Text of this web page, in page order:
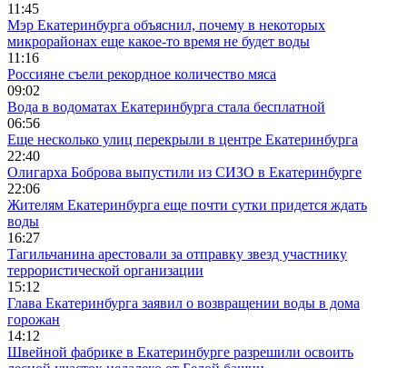
11:45
Мэр Екатеринбурга объяснил, почему в некоторых
микрорайонах еще какое-то время не будет воды
11:16
Россияне съели рекордное количество мяса
09:02
Вода в водоматах Екатеринбурга стала бесплатной
06:56
Еще несколько улиц перекрыли в центре Екатеринбурга
22:40
Олигарха Боброва выпустили из СИЗО в Екатеринбурге
22:06
Жителям Екатеринбурга еще почти сутки придется ждать
воды
16:27
Тагильчанина арестовали за отправку звезд участнику
террористической организации
15:12
Глава Екатеринбурга заявил о возвращении воды в дома
горожан
14:12
Швейной фабрике в Екатеринбурге разрешили освоить